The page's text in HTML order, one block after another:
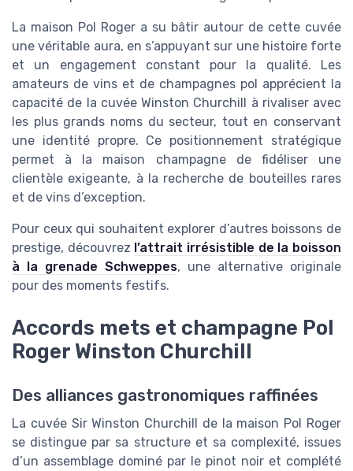
La maison Pol Roger a su bâtir autour de cette cuvée
une véritable aura, en s’appuyant sur une histoire forte
et un engagement constant pour la qualité. Les
amateurs de vins et de champagnes pol apprécient la
capacité de la cuvée Winston Churchill à rivaliser avec
les plus grands noms du secteur, tout en conservant
une identité propre. Ce positionnement stratégique
permet à la maison champagne de fidéliser une
clientèle exigeante, à la recherche de bouteilles rares
et de vins d’exception.
Pour ceux qui souhaitent explorer d’autres boissons de
prestige, découvrez l’attrait irrésistible de la boisson
à la grenade Schweppes, une alternative originale
pour des moments festifs.
Accords mets et champagne Pol
Roger Winston Churchill
Des alliances gastronomiques raffinées
La cuvée Sir Winston Churchill de la maison Pol Roger
se distingue par sa structure et sa complexité, issues
d’un assemblage dominé par le pinot noir et complété